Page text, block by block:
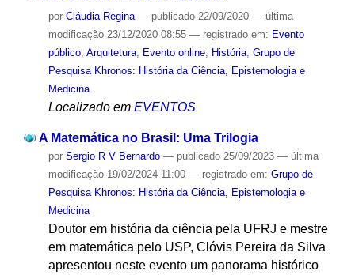
por Cláudia Regina — publicado22/09/2020 — última
modificação23/12/2020 08:55 — registrado em: Evento
público, Arquitetura, Evento online, História, Grupo de
Pesquisa Khronos: História da Ciência, Epistemologia e
Medicina
Localizado em EVENTOS
A Matemática no Brasil: Uma Trilogia
por Sergio R V Bernardo — publicado25/09/2023 — última
modificação19/02/2024 11:00 — registrado em: Grupo de
Pesquisa Khronos: História da Ciência, Epistemologia e
Medicina
Doutor em história da ciência pela UFRJ e mestre
em matemática pelo USP, Clóvis Pereira da Silva
apresentou neste evento um panorama histórico